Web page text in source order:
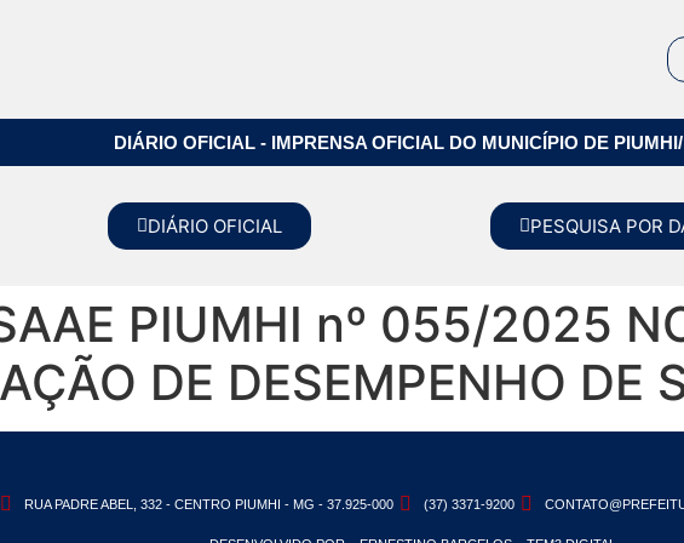
DIÁRIO OFICIAL - IMPRENSA OFICIAL DO MUNICÍPIO DE
DIÁRIO OFICIAL PESQUISA POR
PIUMHI nº 055/2025
DE DESEMPENHO DE
RUA PADRE ABEL, 332 - CENTRO PIUMHI - MG - 37.925-000 (37) 3371-9200